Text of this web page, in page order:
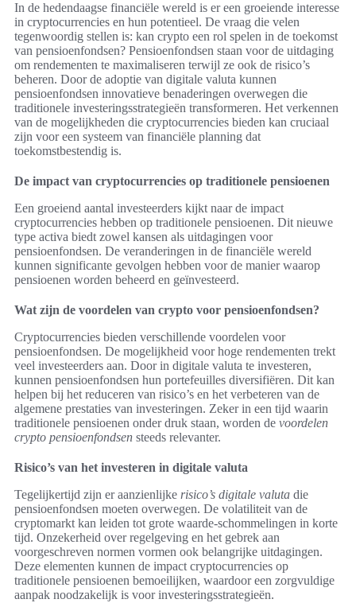
In de hedendaagse financiële wereld is er een groeiende interesse
in cryptocurrencies en hun potentieel. De vraag die velen
tegenwoordig stellen is: kan crypto een rol spelen in de toekomst
van pensioenfondsen? Pensioenfondsen staan voor de uitdaging
om rendementen te maximaliseren terwijl ze ook de risico’s
beheren. Door de adoptie van digitale valuta kunnen
pensioenfondsen innovatieve benaderingen overwegen die
traditionele investeringsstrategieën transformeren. Het verkennen
van de mogelijkheden die cryptocurrencies bieden kan cruciaal
zijn voor een systeem van financiële planning dat
toekomstbestendig is.
De impact van cryptocurrencies op traditionele pensioenen
Een groeiend aantal investeerders kijkt naar de impact
cryptocurrencies hebben op traditionele pensioenen. Dit nieuwe
type activa biedt zowel kansen als uitdagingen voor
pensioenfondsen. De veranderingen in de financiële wereld
kunnen significante gevolgen hebben voor de manier waarop
pensioenen worden beheerd en geïnvesteerd.
Wat zijn de voordelen van crypto voor pensioenfondsen?
Cryptocurrencies bieden verschillende voordelen voor
pensioenfondsen. De mogelijkheid voor hoge rendementen trekt
veel investeerders aan. Door in digitale valuta te investeren,
kunnen pensioenfondsen hun portefeuilles diversifiëren. Dit kan
helpen bij het reduceren van risico’s en het verbeteren van de
algemene prestaties van investeringen. Zeker in een tijd waarin
traditionele pensioenen onder druk staan, worden de voordelen
crypto pensioenfondsen steeds relevanter.
Risico’s van het investeren in digitale valuta
Tegelijkertijd zijn er aanzienlijke risico’s digitale valuta die
pensioenfondsen moeten overwegen. De volatiliteit van de
cryptomarkt kan leiden tot grote waarde-schommelingen in korte
tijd. Onzekerheid over regelgeving en het gebrek aan
voorgeschreven normen vormen ook belangrijke uitdagingen.
Deze elementen kunnen de impact cryptocurrencies op
traditionele pensioenen bemoeilijken, waardoor een zorgvuldige
aanpak noodzakelijk is voor investeringsstrategieën.